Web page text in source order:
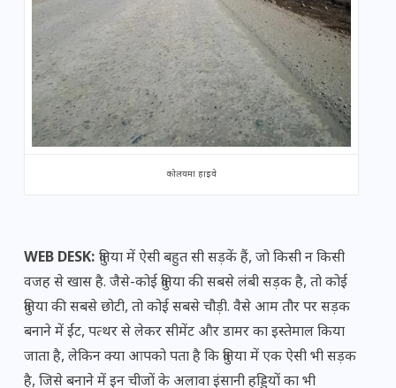
कोलयमा हाइवे
WEB DESK: दुनिया में ऐसी बहुत सी सड़कें हैं, जो किसी न किसी
वजह से खास है. जैसे-कोई दुनिया की सबसे लंबी सड़क है, तो कोई
दुनिया की सबसे छोटी, तो कोई सबसे चौड़ी. वैसे आम तौर पर सड़क
बनाने में ईंट, पत्थर से लेकर सीमेंट और डामर का इस्तेमाल किया
जाता है, लेकिन क्या आपको पता है कि दुनिया में एक ऐसी भी सड़क
है, जिसे बनाने में इन चीजों के अलावा इंसानी हड्डियों का भी